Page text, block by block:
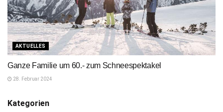
AKTUELLES
Ganze Familie um 60.- zum Schneespektakel
28. Februar 2024
Kategorien